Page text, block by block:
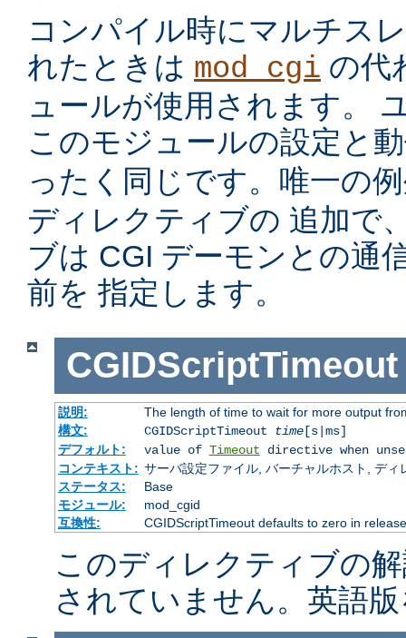
コンパイル時にマルチス
れたときは mod_cgi の代
ュールが使用されます。
このモジュールの設定と
ったく同じです。唯一の
ディレクティブの 追加で
ブは CGI デーモンとの通
前を 指定します。
CGIDScriptTimeout
説明:
The length of time to wait for more output
構文:
CGIDScriptTimeout time[s|ms]
デフォルト:
value of Timeout directive when
コンテキスト: サーバ設定ファイル, バーチャルホスト, ディ
ステータス:
Base
モジュール:
mod_cgid
互換性:
CGIDScriptTimeout defaults to zero in
このディレクティブの
されていません。英語